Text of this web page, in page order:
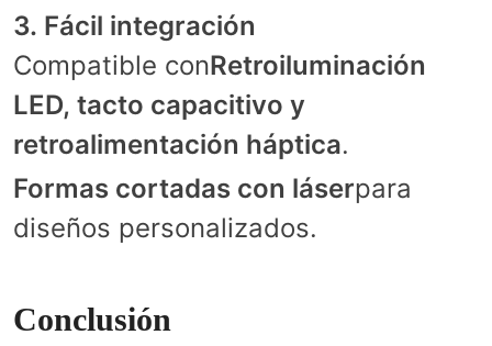
3. Fácil integración
Compatible conRetroiluminación
LED, tacto capacitivo y
retroalimentación háptica.
Formas cortadas con láserpara
diseños personalizados.
Conclusión